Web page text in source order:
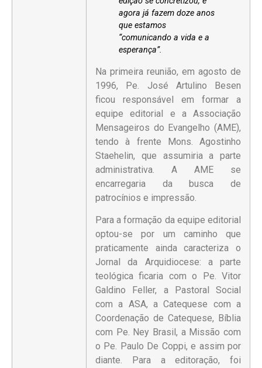
agora já fazem doze anos
que estamos
“comunicando a vida e a
esperança”.
Na primeira reunião, em agosto de
1996, Pe. José Artulino Besen
ficou responsável em formar a
equipe editorial e a Associação
Mensageiros do Evangelho (AME),
tendo à frente Mons. Agostinho
Staehelin, que assumiria a parte
administrativa. A AME se
encarregaria da busca de
patrocínios e impressão.
Para a formação da equipe editorial
optou-se por um caminho que
praticamente ainda caracteriza o
Jornal da Arquidiocese: a parte
teológica ficaria com o Pe. Vitor
Galdino Feller, a Pastoral Social
com a ASA, a Catequese com a
Coordenação de Catequese, Bíblia
com Pe. Ney Brasil, a Missão com
o Pe. Paulo De Coppi, e assim por
diante. Para a editoração, foi